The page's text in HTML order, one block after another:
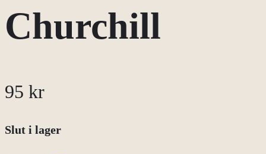
Churchill
95 kr
Slut i lager